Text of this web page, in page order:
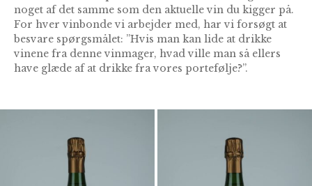
noget af det samme som den aktuelle vin du kigger på.
For hver vinbonde vi arbejder med, har vi forsøgt at
besvare spørgsmålet: ”Hvis man kan lide at drikke
vinene fra denne vinmager, hvad ville man så ellers
have glæde af at drikke fra vores portefølje?”.